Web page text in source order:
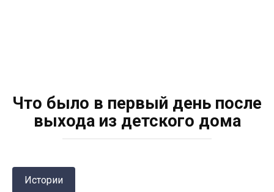
Что было в первый день после
выхода из детского дома
Истории